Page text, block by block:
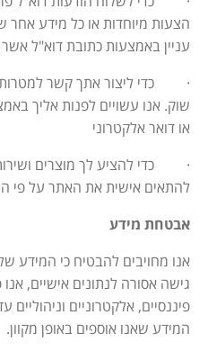
הצעות מיוחדות או כל מידע אחר
עניין באמצעות כתובת דוא"ל
· כדי ליצור אתך קשר למטרות
שוק. אנו עשויים לפנות אליך
או דואר אלקטרוני
· כדי להציע לך מוצרים
להתאים אישית את האתר על פי
אבטחת מידע
אנו מחויבים להבטיח כי המידע
גישה אסורה לנתונים אישיים,
פיננסיים, אלקטרוניים
המידע שאנו אוספים באופן מקוון.